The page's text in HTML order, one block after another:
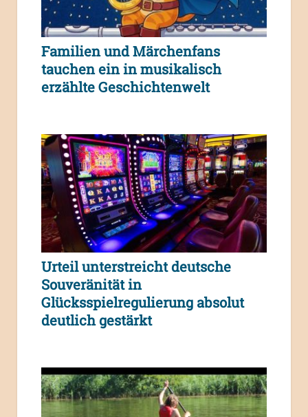
Familien und Märchenfans
tauchen ein in musikalisch
erzählte Geschichtenwelt
Urteil unterstreicht deutsche
Souveränität in
Glücksspielregulierung absolut
deutlich gestärkt